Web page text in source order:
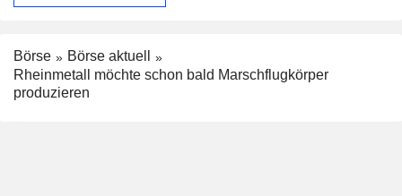
Börse
Börse aktuell
Rheinmetall möchte schon bald Marschflugkörper
produzieren